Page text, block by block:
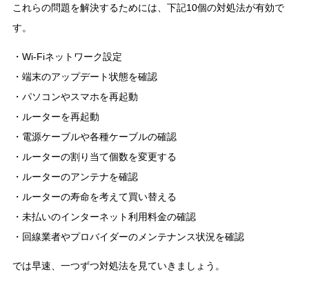
これらの問題を解決するためには、下記10個の対処法が有効で
す。
・Wi-Fiネットワーク設定
・端末のアップデート状態を確認
・パソコンやスマホを再起動
・ルーターを再起動
・電源ケーブルや各種ケーブルの確認
・ルーターの割り当て個数を変更する
・ルーターのアンテナを確認
・ルーターの寿命を考えて買い替える
・未払いのインターネット利用料金の確認
・回線業者やプロバイダーのメンテナンス状況を確認
では早速、一つずつ対処法を見ていきましょう。